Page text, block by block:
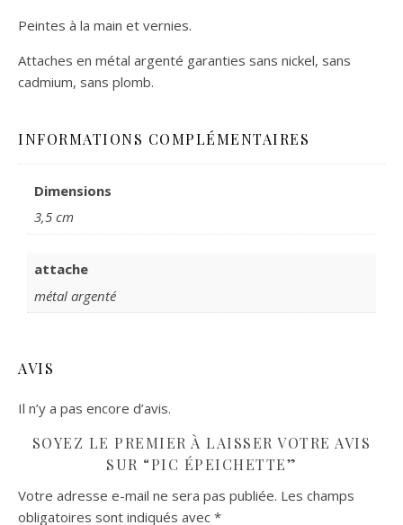
Peintes à la main et vernies.
Attaches en métal argenté garanties sans nickel, sans
cadmium, sans plomb.
INFORMATIONS COMPLÉMENTAIRES
Dimensions
3,5 cm
attache
métal argenté
AVIS
Il n’y a pas encore d’avis.
SOYEZ LE PREMIER À LAISSER VOTRE AVIS
SUR “PIC ÉPEICHETTE”
Votre adresse e-mail ne sera pas publiée. Les champs
obligatoires sont indiqués avec *